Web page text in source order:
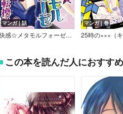
マンガ｜話
快感☆メタモルフォーゼ～甘いクスリで性転換！？
マンガ｜巻
この本を読んだ人におすす